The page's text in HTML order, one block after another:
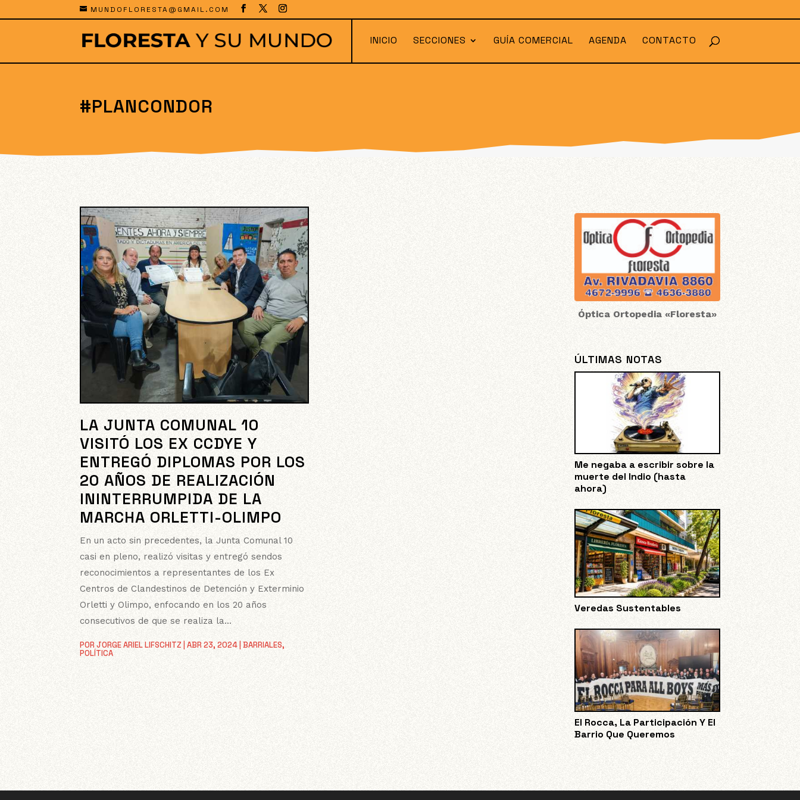
MUNDOFLORESTA@GMAIL.COM
INICIO SECCIONES GUÍA COMERCIAL AGENDA CONTACTO
#PLANCONDOR
LA JUNTA COMUNAL 10
VISITÓ LOS EX CCDYE Y
ENTREGÓ DIPLOMAS POR LOS
20 AÑOS DE REALIZACIÓN
ININTERRUMPIDA DE LA
MARCHA ORLETTI-OLIMPO
PORJORGE ARIEL LIFSCHITZ |ABR 23, 2024 |BARRIALES,
POLÍTICA
En un acto sin precedentes, la Junta Comunal 10
casi en pleno, realizó visitas y entregó sendos
reconocimientos a representantes de los Ex
Centros de Clandestinos de Detención y Exterminio
Orletti y Olimpo, enfocando en los 20 años
consecutivos de que se realiza la...
Óptica Ortopedia «Floresta»
ÚLTIMAS NOTAS
Me negaba a escribir sobre la
muerte del Indio (hasta
ahora)
Veredas Sustentables
El Rocca, La Participación Y El
Barrio Que Queremos